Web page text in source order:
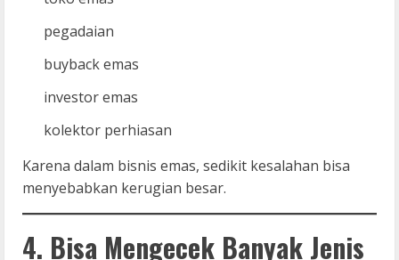
pegadaian
buyback emas
investor emas
kolektor perhiasan
Karena dalam bisnis emas, sedikit kesalahan bisa
menyebabkan kerugian besar.
4. Bisa Mengecek Banyak Jenis